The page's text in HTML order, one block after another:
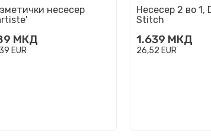
несесер
МКД
EUR
Несесер 2 во 1,
Stitch
1.639 МКД
26,52 EUR